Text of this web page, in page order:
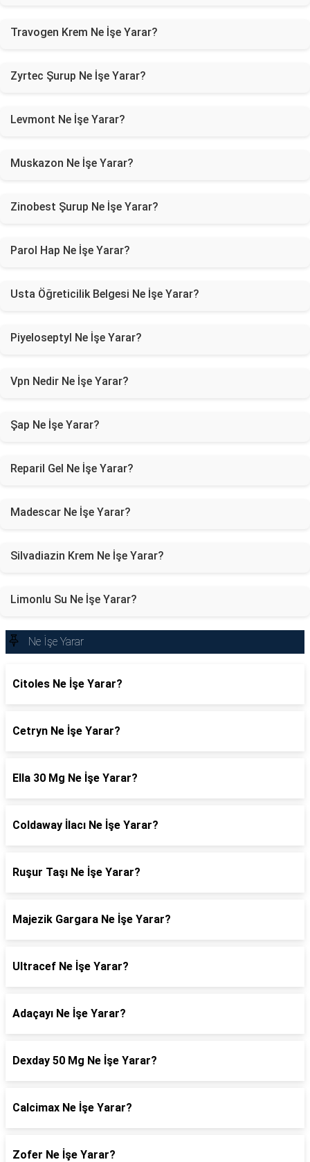
Travogen Krem Ne İşe Yarar?
Zyrtec Şurup Ne İşe Yarar?
Levmont Ne İşe Yarar?
Muskazon Ne İşe Yarar?
Zinobest Şurup Ne İşe Yarar?
Parol Hap Ne İşe Yarar?
Usta Öğreticilik Belgesi Ne İşe Yarar?
Piyeloseptyl Ne İşe Yarar?
Vpn Nedir Ne İşe Yarar?
Şap Ne İşe Yarar?
Reparil Gel Ne İşe Yarar?
Madescar Ne İşe Yarar?
Silvadiazin Krem Ne İşe Yarar?
Limonlu Su Ne İşe Yarar?
Ne İşe Yarar
Citoles Ne İşe Yarar?
Cetryn Ne İşe Yarar?
Ella 30 Mg Ne İşe Yarar?
Coldaway İlacı Ne İşe Yarar?
Ruşur Taşı Ne İşe Yarar?
Majezik Gargara Ne İşe Yarar?
Ultracef Ne İşe Yarar?
Adaçayı Ne İşe Yarar?
Dexday 50 Mg Ne İşe Yarar?
Calcimax Ne İşe Yarar?
Zofer Ne İşe Yarar?